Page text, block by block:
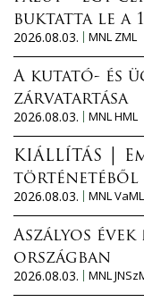
buktatta le a
2026.08.03.
MNL ZML
A kutató- és
zárvatartása
2026.08.03.
MNL HML
KIÁLLÍTÁS │
történetéből
2026.08.03.
MNL VaML
Aszályos
országban
2026.08.03.
MNL